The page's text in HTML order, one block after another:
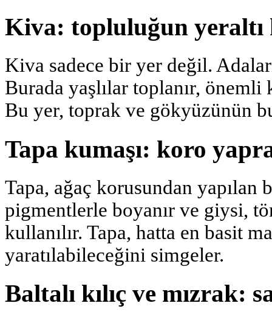
Kiva: topluluğun yeraltı
Kiva sadece bir yer değil.
Burada yaşlılar toplanır,
Bu yer, toprak ve gökyüzünün
Tapa kumaşı: koro
Tapa, ağaç korusundan yapılan
pigmentlerle boyanır ve giysi,
kullanılır. Tapa, hatta en basit
yaratılabileceğini simgeler.
Baltalı kılıç ve mızrak: